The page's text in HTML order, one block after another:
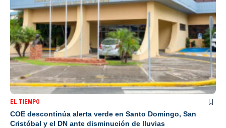
EL TIEMPO
COE descontinúa alerta verde en Santo Domingo, San
Cristóbal y el DN ante disminución de lluvias